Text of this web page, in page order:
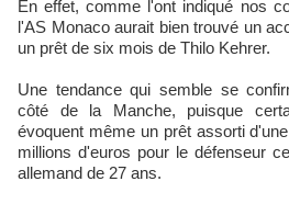
En effet, comme l'ont indiqué nos
l'AS Monaco aurait bien trouvé un
un prêt de six mois de Thilo Kehrer.
Une tendance qui semble se
côté de la Manche, puisque
évoquent même un prêt assorti
millions d'euros pour le défenseur
allemand de 27 ans.